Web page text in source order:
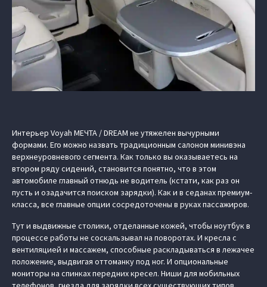
Интерьер Voyah МЕЧТА / DREAM не утяжелен вычурными
формами. Его можно назвать традиционным салоном минивэна
верхнеуровневого сегмента. Как только вы оказываетесь на
втором ряду сидений, становится понятно, что в этом
автомобиле главный отнюдь не водитель (кстати, как раз он
пусть и озадачится поиском зарядки). Как и в седанах премиум-
класса, все главные опции сосредоточены в руках пассажиров.
Тут и выдвижные столики, отделанные кожей, чтобы ноутбук в
процессе работы не соскальзывал на поворотах. И кресла с
вентиляцией и массажем, способные раскладываться в лежачее
положение, выдвигая оттоманку под ног. И опциональные
мониторы на спинках передних кресел. Ниши для мобильных